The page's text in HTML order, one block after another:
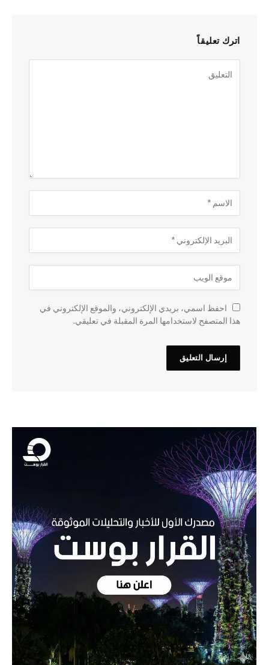
اترك تعليقاً
احفظ اسمي، بريدي الإلكتروني، والموقع الإلكتروني في
هذا المتصفح لاستخدامها المرة المقبلة في تعليقي.